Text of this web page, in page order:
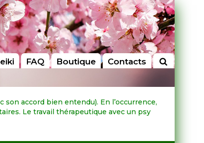
FAQ Boutique Contacts
son accord bien entendu). En l’occurrence,
Le travail thérapeutique avec un psy